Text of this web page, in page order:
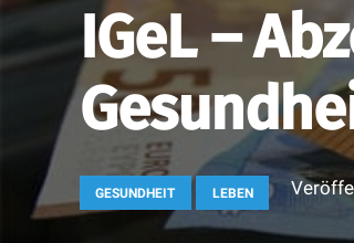
IGeL –
GESUNDHEIT LEBEN